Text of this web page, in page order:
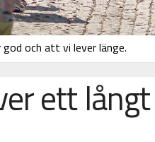
och att vi lever länge.
ett långt